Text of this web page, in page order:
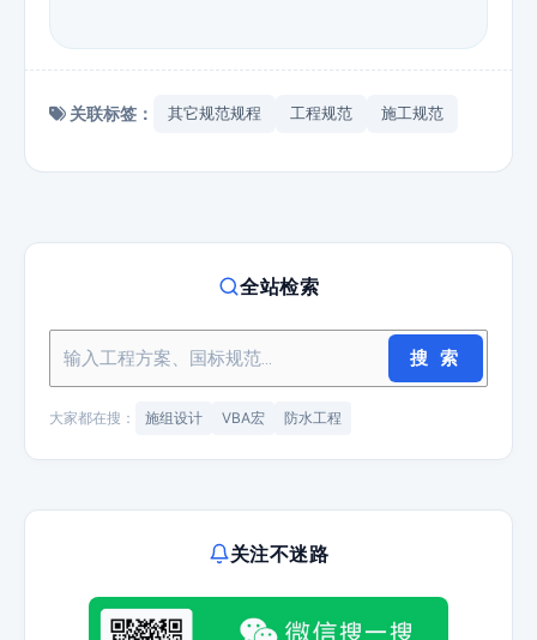
关联标签： 其它规范规程 工程规范 施工规范
全站检索
搜 索
大家都在搜： 施组设计 VBA宏 防水工程
关注不迷路